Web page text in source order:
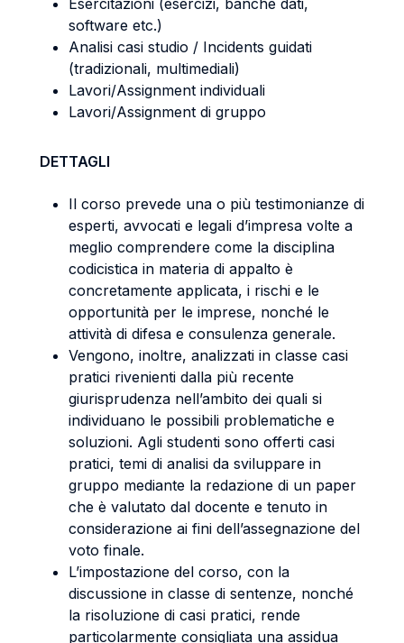
Esercitazioni (esercizi, banche dati,
software etc.)
Analisi casi studio / Incidents guidati
(tradizionali, multimediali)
Lavori/Assignment individuali
Lavori/Assignment di gruppo
DETTAGLI
Il corso prevede una o più testimonianze di
esperti, avvocati e legali d’impresa volte a
meglio comprendere come la disciplina
codicistica in materia di appalto è
concretamente applicata, i rischi e le
opportunità per le imprese, nonché le
attività di difesa e consulenza generale.
Vengono, inoltre, analizzati in classe casi
pratici rivenienti dalla più recente
giurisprudenza nell’ambito dei quali si
individuano le possibili problematiche e
soluzioni. Agli studenti sono offerti casi
pratici, temi di analisi da sviluppare in
gruppo mediante la redazione di un paper
che è valutato dal docente e tenuto in
considerazione ai fini dell’assegnazione del
voto finale.
L’impostazione del corso, con la
discussione in classe di sentenze, nonché
la risoluzione di casi pratici, rende
particolarmente consigliata una assidua